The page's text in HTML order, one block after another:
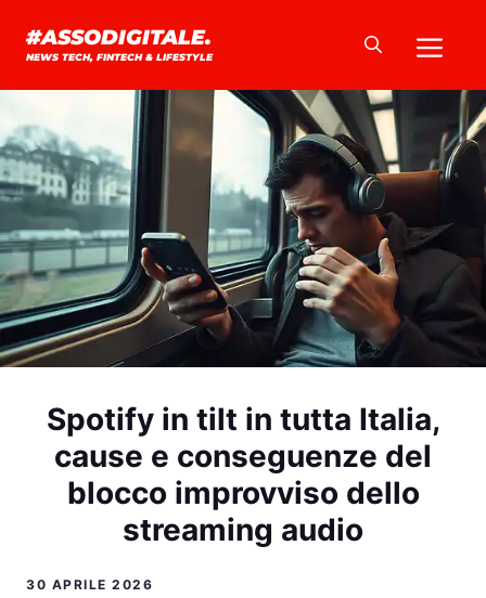
#ASSODIGITALE.
NEWS TECH, FINTECH & LIFESTYLE
Spotify in tilt in tutta Italia,
cause e conseguenze del
blocco improvviso dello
streaming audio
30 APRILE 2026